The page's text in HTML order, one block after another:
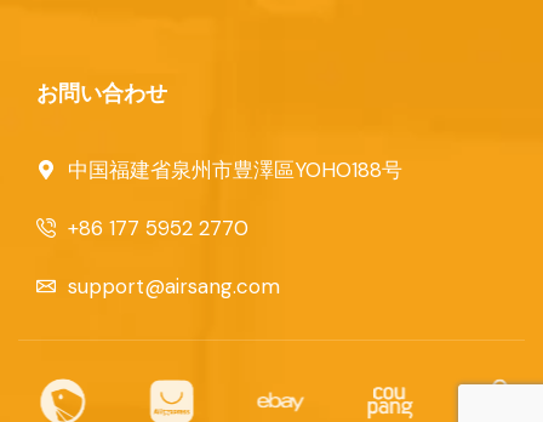
お問い合わせ
中国福建省泉州市豊澤區YOHO188号
+86 177 5952 2770
support@airsang.com